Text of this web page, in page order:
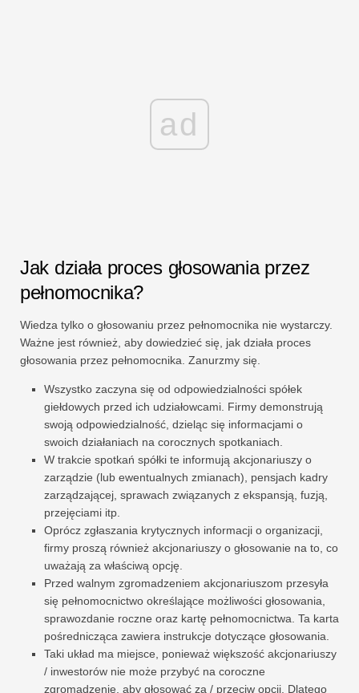
ad
Jak działa proces głosowania przez
pełnomocnika?
Wiedza tylko o głosowaniu przez pełnomocnika nie wystarczy.
Ważne jest również, aby dowiedzieć się, jak działa proces
głosowania przez pełnomocnika. Zanurzmy się.
Wszystko zaczyna się od odpowiedzialności spółek
giełdowych przed ich udziałowcami. Firmy demonstrują
swoją odpowiedzialność, dzieląc się informacjami o
swoich działaniach na corocznych spotkaniach.
W trakcie spotkań spółki te informują akcjonariuszy o
zarządzie (lub ewentualnych zmianach), pensjach kadry
zarządzającej, sprawach związanych z ekspansją, fuzją,
przejęciami itp.
Oprócz zgłaszania krytycznych informacji o organizacji,
firmy proszą również akcjonariuszy o głosowanie na to, co
uważają za właściwą opcję.
Przed walnym zgromadzeniem akcjonariuszom przesyła
się pełnomocnictwo określające możliwości głosowania,
sprawozdanie roczne oraz kartę pełnomocnictwa. Ta karta
pośrednicząca zawiera instrukcje dotyczące głosowania.
Taki układ ma miejsce, ponieważ większość akcjonariuszy
/ inwestorów nie może przybyć na coroczne
zgromadzenie, aby głosować za / przeciw opcji. Dlatego